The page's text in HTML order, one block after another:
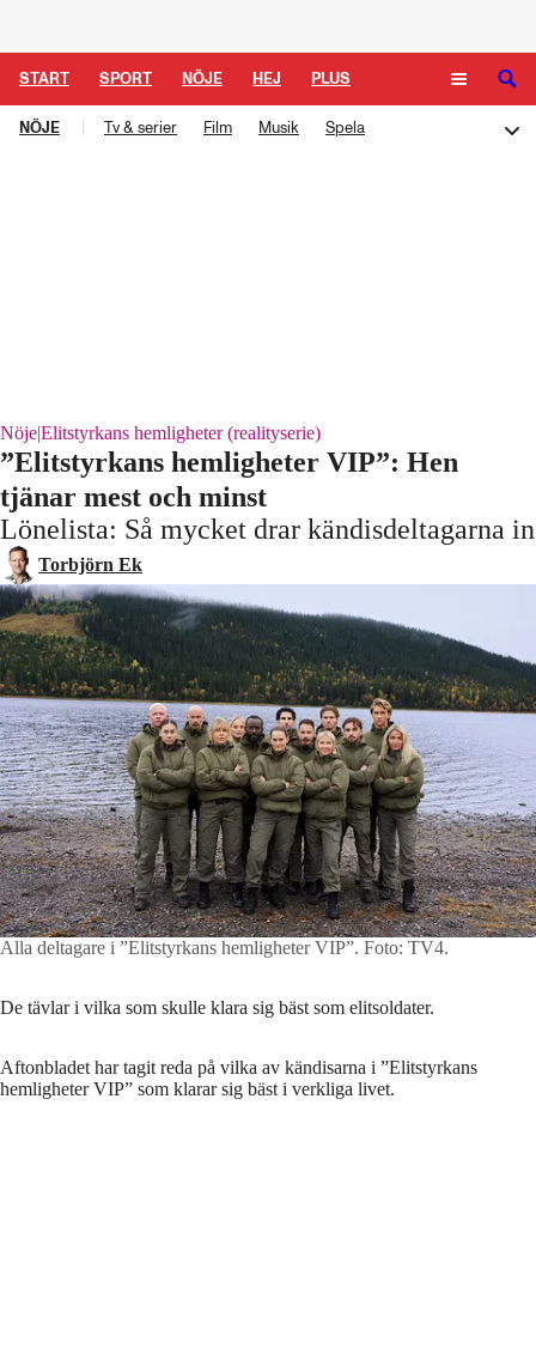
START SPORT NÖJE HEJ PLUS
TIPSA TV KULTUR LEDARE
NÖJE Tv & serier Film Musik
Spela
Nöje|Elitstyrkans hemligheter (realityserie)
”Elitstyrkans hemligheter VIP”: Hen
tjänar mest och minst
Lönelista: Så mycket drar kändisdeltagarna in
Torbjörn Ek
Alla deltagare i ”Elitstyrkans hemligheter VIP”. Foto: TV4.
De tävlar i vilka som skulle klara sig bäst som elitsoldater.
Aftonbladet har tagit reda på vilka av kändisarna i ”Elitstyrkans
hemligheter VIP” som klarar sig bäst i verkliga livet.